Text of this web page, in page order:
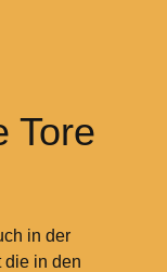
Tore
in der
die in den